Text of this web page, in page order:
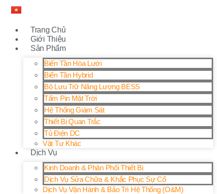
Trang Chủ
Giới Thiệu
Sản Phẩm
Biến Tần Hòa Lưới
Biến Tần Hybrid
Bộ Lưu Trữ Năng Lượng BESS
Tấm Pin Mặt Trời
Hệ Thống Giám Sát
Thiết Bị Quan Trắc
Tủ Điện DC
Vật Tư Khác
Dịch Vụ
Kinh Doanh & Phân Phối Thiết Bị
Dịch Vụ Sửa Chữa & Khắc Phục Sự Cố
Dịch Vụ Vận Hành & Bảo Trì Hệ Thống (O&M)